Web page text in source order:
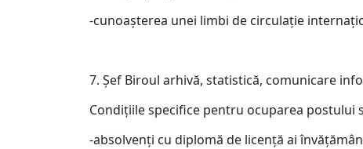
-cunoaşterea unei limbi de circulaţie
7. Şef Biroul arhivă, statistică, comunicare
Condiţiile specifice pentru ocuparea postului
-absolvenţi cu diplomă de licenţă ai